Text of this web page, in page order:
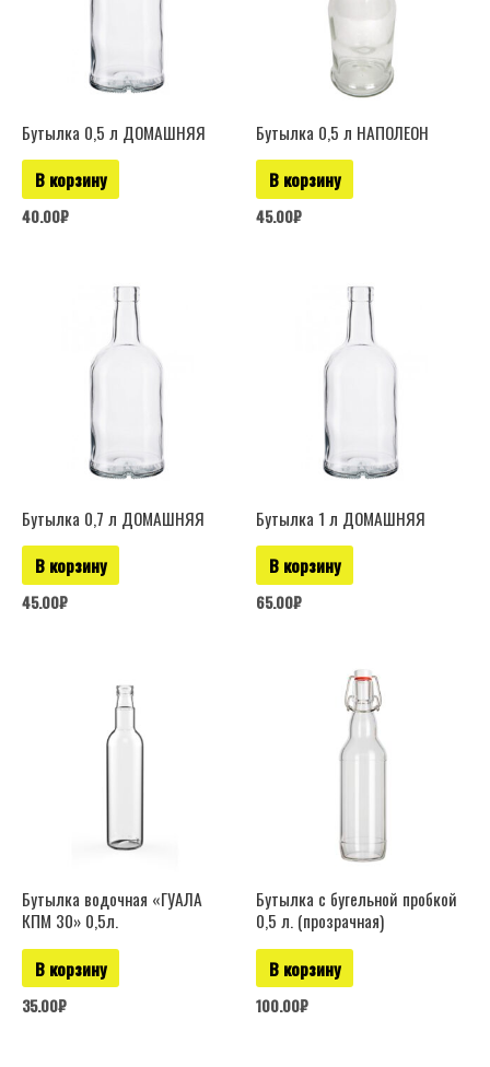
Бутылка 0,5 л ДОМАШНЯЯ
В корзину
40.00₽
Бутылка 0,5 л НАПОЛЕОН
В корзину
45.00₽
Бутылка 0,7 л ДОМАШНЯЯ
В корзину
45.00₽
Бутылка 1 л ДОМАШНЯЯ
В корзину
65.00₽
Бутылка водочная «ГУАЛА
КПМ 30» 0,5л.
В корзину
35.00₽
Бутылка с бугельной пробкой
0,5 л. (прозрачная)
В корзину
100.00₽